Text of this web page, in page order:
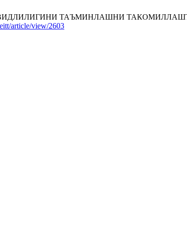
ТАЪМИНЛАШНИ
article/view/2603